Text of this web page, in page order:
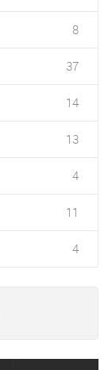
8
37
14
13
4
11
4